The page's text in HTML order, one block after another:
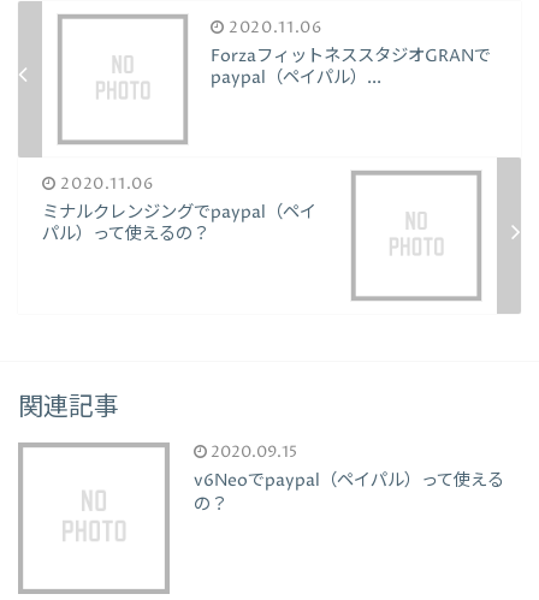
2020.11.06
ForzaフィットネススタジオGRANで
paypal（ペイパル）...
2020.11.06
ミナルクレンジングでpaypal（ペイ
パル）って使えるの？
関連記事
2020.09.15
v6Neoでpaypal（ペイパル）って使える
の？